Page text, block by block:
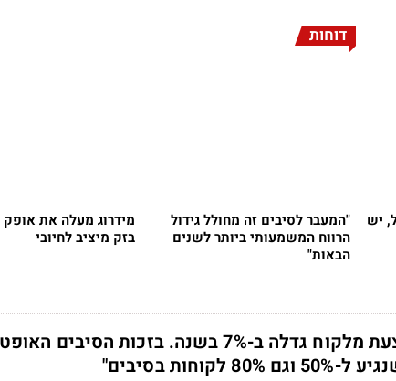
40% - אבל, יש
דוחות
"המעבר לסיבים זה מחולל גידול
הרווח המשמעותי ביותר לשנים
הבאות"
מידרוג מעלה את אופק
בזק מיציב לחיובי
בזק- ההכנסה הממוצעת מלקוח גדלה ב-7% בשנה. בזכות הסיבים
בסיבים"